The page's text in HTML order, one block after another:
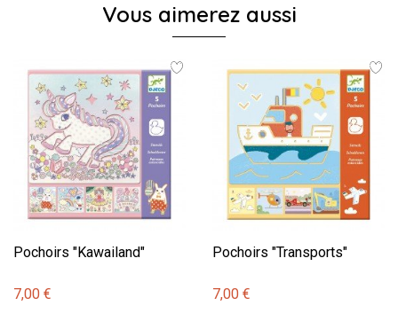
Vous aimerez aussi
Pochoirs "Kawailand"
7,00 €
Pochoirs "Transports"
7,00 €